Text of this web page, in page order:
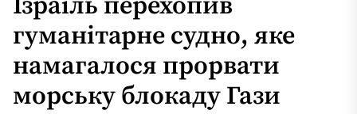
Ізраїль перехопив
гуманітарне судно, яке
намагалося прорвати
морську блокаду Гази